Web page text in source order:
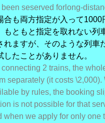
seserved for long-
合も両方指定が入って
ともと指定を取れない列
ますが、そのような列車
たことがありません。
2 trains, the
(it costs \2,000).
by rules, the booking
is not possible for that
when we apply for only one